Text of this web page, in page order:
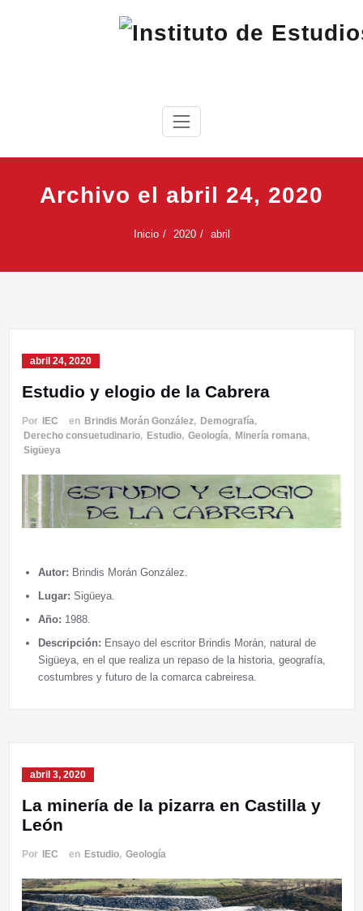
Instituto de Estudios Cabreireses
Archivo el abril 24, 2020
Inicio 2020 abril
abril 24, 2020
Estudio y elogio de la Cabrera
Por IEC en Brindis Morán González, Demografía,
Derecho consuetudinario, Estudio, Geología, Minería romana,
Sigüeya
Autor: Brindis Morán González.
Lugar: Sigüeya.
Año: 1988.
Descripción: Ensayo del escritor Brindis Morán, natural de
Sigüeya, en el que realiza un repaso de la historia, geografía,
costumbres y futuro de la comarca cabreiresa.
abril 3, 2020
La minería de la pizarra en Castilla y
León
Por IEC en Estudio, Geología